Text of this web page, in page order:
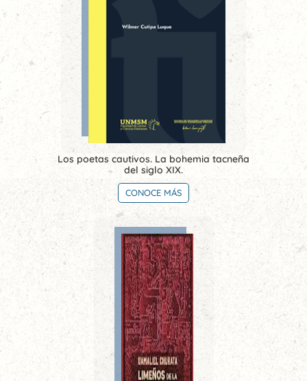
Los poetas cautivos. La bohemia tacneña
del siglo XIX.
CONOCE MÁS